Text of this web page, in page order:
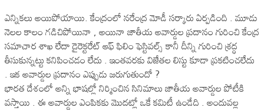
ఎన్నికలు అయిపోయాయి. కేంద్రంలో నరేంద్ర మోడీ సర్కారు ఏర్పడింది . మూడు
నెలల కాలం గడిచిపోయినా , అయినా జాతీయ అవార్డుల ప్రదానం గురించి కేంద్ర
సమాచార శాఖ లేదా డైరెక్టరేట్ ఆఫ్ ఫిలిం ఫెస్టివల్స్ కానీ దీన్ని గురించి శ్రద్ధ
తీసుకున్నట్టు కనిపించడం లేదు . ఇంతవరకు విజేతల లిస్టు కూడా ప్రకటించలేదు
. ఇక అవార్డుల ప్రదానం ఎప్పుడు జరుగుతుందో ?
భారత దేశంలో అన్ని భాషల్లో నిర్మించిన సినిమాలు జాతీయ అవార్డుల పోటీకి
వస్తాయి . ఈ అవార్డుల ఎంపికకు మొదట్లో ఒకే కమిటీ ఉండేది . అందువల్ల